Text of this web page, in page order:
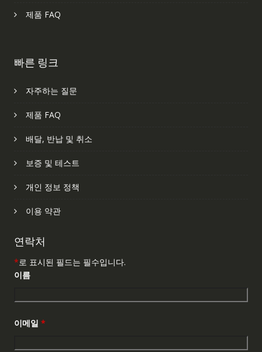
제품 FAQ
빠른 링크
자주하는 질문
제품 FAQ
배달, 반납 및 취소
보증 및 테스트
개인 정보 정책
이용 약관
연락처
*로 표시된 필드는 필수입니다.
이름
이메일 *